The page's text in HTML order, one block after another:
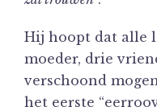
Hij hoopt dat alle
moeder, drie
verschoond
het eerste